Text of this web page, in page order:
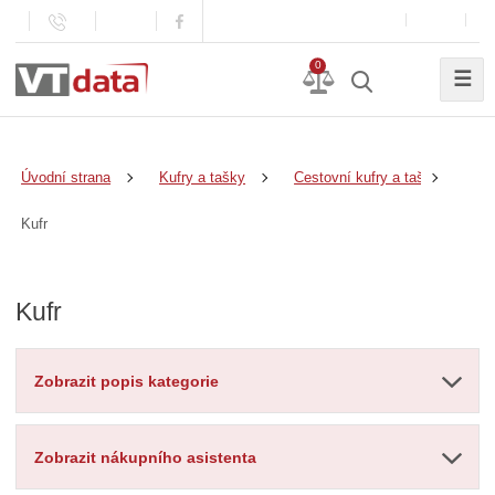
0
☰
Úvodní strana Kufry a tašky Cestovní kufry a tašky
Kufr
Kufr
Zobrazit popis kategorie
Zobrazit nákupního asistenta